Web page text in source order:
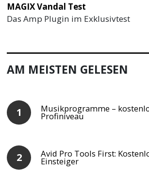
MAGIX Vandal Test
Das Amp Plugin im Exklusivtest
AM MEISTEN GELESEN
Musikprogramme –
Profiniveau
Avid Pro Tools First:
Einsteiger